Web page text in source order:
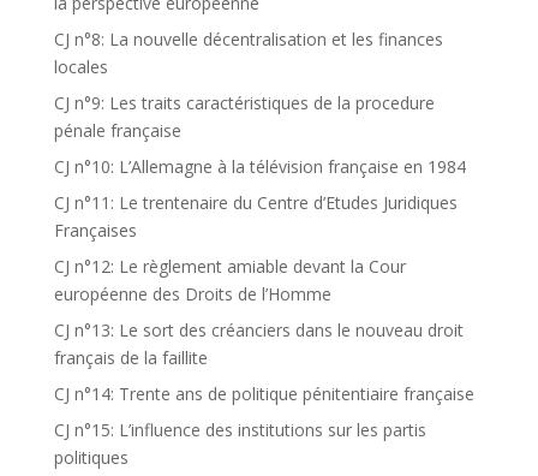
CJ n°8: La nouvelle décentralisation et les finances
locales
CJ n°9: Les traits caractéristiques de la procedure
pénale française
CJ n°10: L’Allemagne à la télévision française en 1984
CJ n°11: Le trentenaire du Centre d’Etudes Juridiques
Françaises
CJ n°12: Le règlement amiable devant la Cour
européenne des Droits de l’Homme
CJ n°13: Le sort des créanciers dans le nouveau droit
français de la faillite
CJ n°14: Trente ans de politique pénitentiaire française
CJ n°15: L’influence des institutions sur les partis
politiques